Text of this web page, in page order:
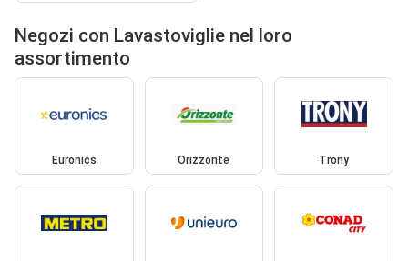
Negozi con Lavastoviglie nel loro
assortimento
Euronics Orizzonte Trony